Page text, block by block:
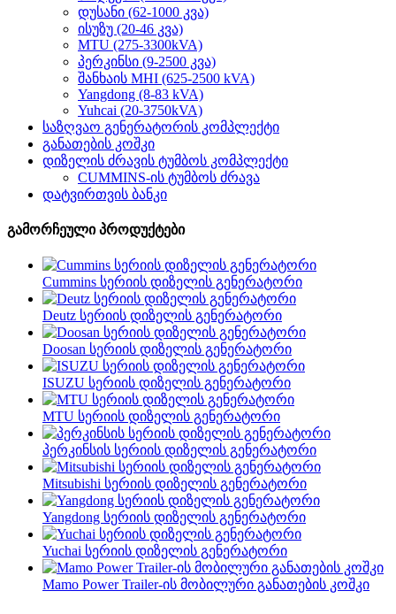
დუსანი (62-1000 კვა)
ისუზუ (20-46 კვა)
MTU (275-3300kVA)
პერკინსი (9-2500 კვა)
შანხაის MHI (625-2500 kVA)
Yangdong (8-83 kVA)
Yuhcai (20-3750kVA)
საზღვაო გენერატორის კომპლექტი
განათების კოშკი
დიზელის ძრავის ტუმბოს კომპლექტი
CUMMINS-ის ტუმბოს ძრავა
დატვირთვის ბანკი
გამორჩეული პროდუქტები
Cummins სერიის დიზელის გენერატორი
Deutz სერიის დიზელის გენერატორი
Doosan სერიის დიზელის გენერატორი
ISUZU სერიის დიზელის გენერატორი
MTU სერიის დიზელის გენერატორი
პერკინსის სერიის დიზელის გენერატორი
Mitsubishi სერიის დიზელის გენერატორი
Yangdong სერიის დიზელის გენერატორი
Yuchai სერიის დიზელის გენერატორი
Mamo Power Trailer-ის მობილური განათების კოშკი